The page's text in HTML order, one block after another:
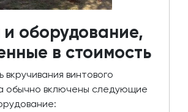
и оборудование,
в стоимость
вкручивания винтового
обычно включены следующие